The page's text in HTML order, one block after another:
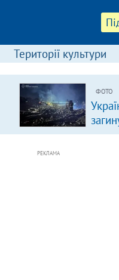
Території культури
ФОТО
удар
РЕКЛАМА